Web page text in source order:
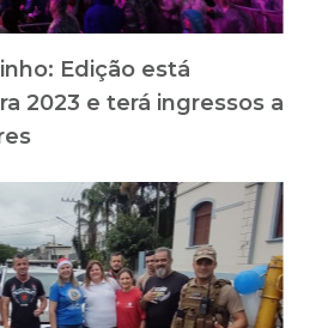
Edição está
2023 e terá ingressos a